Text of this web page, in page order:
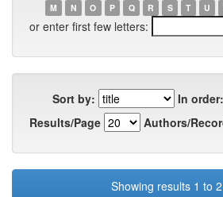
M
N O P Q R S T U
or enter first few letters:
Sort by:
In order:
Results/Page
Authors/
Showing results 1 to